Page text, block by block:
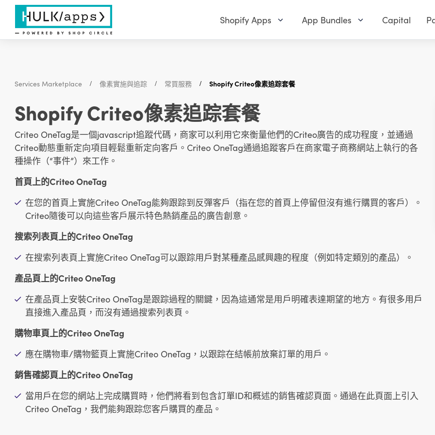
Shopify Apps App Bundles Capital
Services Marketplace 像素實施與追踪 常買服務 Shopify Criteo像素追踪套餐
Shopify Criteo像素追踪套餐
Criteo OneTag是一個javascript追蹤代碼，商家可以利用它來衡量他們的Criteo廣告的成功程度，並通過
Criteo動態重新定向項目輕鬆重新定向客戶。Criteo OneTag通過追蹤客戶在商家電子商務網站上執行的各
種操作（“事件”）來工作。
首頁上的Criteo OneTag
在您的首頁上實施Criteo OneTag能夠跟踪到反彈客戶（指在您的首頁上停留但沒有進行購買的客戶）。
Criteo隨後可以向這些客戶展示特色熱銷產品的廣告創意。
搜索列表頁上的Criteo OneTag
在搜索列表頁上實施Criteo OneTag可以跟踪用戶對某種產品感興趣的程度（例如特定類別的產品）。
產品頁上的Criteo OneTag
在產品頁上安裝Criteo OneTag是跟踪過程的關鍵，因為這通常是用戶明確表達期望的地方。有很多用戶
直接進入產品頁，而沒有通過搜索列表頁。
購物車頁上的Criteo OneTag
應在購物車/購物籃頁上實施Criteo OneTag，以跟踪在結帳前放棄訂單的用戶。
銷售確認頁上的Criteo OneTag
當用戶在您的網站上完成購買時，他們將看到包含訂單ID和概述的銷售確認頁面。通過在此頁面上引入
Criteo OneTag，我們能夠跟踪您客戶購買的產品。